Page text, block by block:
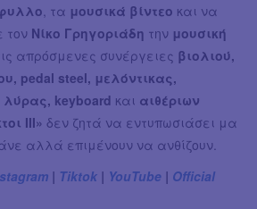
, τα μουσικά βίντεο και να
τον Νίκο Γρηγοριάδη την μουσική
απρόσμενες συνέργειες βιολιού,
pedal steel, μελόντικας,
λύρας, keyboard και αιθέριων
III» δεν ζητά να εντυπωσιάσει μα
αλλά επιμένουν να ανθίζουν.
| Tiktok | YouTube | Official